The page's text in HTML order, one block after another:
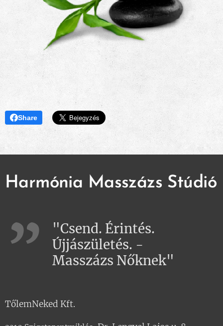
Share
Harmónia Masszázs Stúdió
"Csend. Érintés.
Újjászületés. -
Masszázs Nőknek"
TőlemNeked Kft.